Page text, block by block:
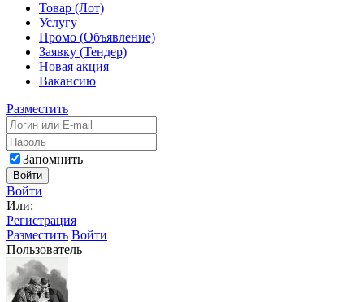
Товар (Лот)
Услугу
Промо (Объявление)
Заявку (Тендер)
Новая акция
Вакансию
Разместить
Запомнить
Войти
Войти
Или:
Регистрация
Разместить Войти
Пользователь